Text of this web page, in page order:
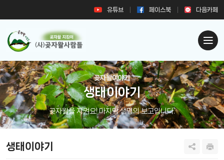
유튜브 페이스북 다음카페
곶자왈이야기
생태이야기
곶자왈을 지켜요! 마지막 생명의 보고입니다.
생태이야기